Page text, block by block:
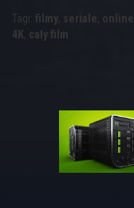
Tagi: filmy, seriale, online
4K, cały film